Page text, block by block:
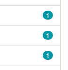
1
1
1